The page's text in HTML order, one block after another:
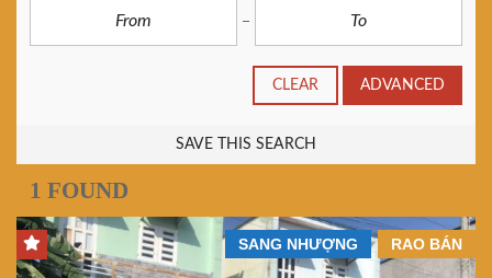
CLEAR ADVANCED
SAVE THIS SEARCH
1 FOUND
RAO BÁN
SANG NHƯỢNG